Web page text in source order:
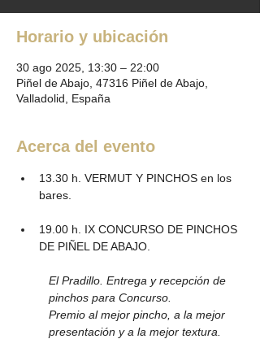
Horario y ubicación
30 ago 2025, 13:30 – 22:00
Piñel de Abajo, 47316 Piñel de Abajo,
Valladolid, España
Acerca del evento
13.30 h. VERMUT Y PINCHOS en los
bares.
19.00 h. IX CONCURSO DE PINCHOS
DE PIÑEL DE ABAJO.
El Pradillo. Entrega y recepción de
pinchos para Concurso.
Premio al mejor pincho, a la mejor
presentación y a la mejor textura.